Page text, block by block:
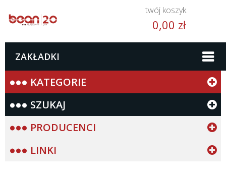
twój koszyk
0,00 zł
ZAKŁADKI
KATEGORIE
SZUKAJ
PRODUCENCI
LINKI